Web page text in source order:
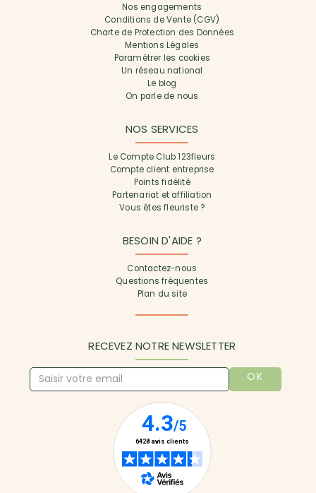
Nos engagements
Conditions de Vente (CGV)
Charte de Protection des Données
Mentions Légales
Paramétrer les cookies
Un réseau national
Le blog
On parle de nous
NOS SERVICES
Le Compte Club 123fleurs
Compte client entreprise
Points fidélité
Partenariat et affiliation
Vous êtes fleuriste ?
BESOIN D'AIDE ?
Contactez-nous
Questions fréquentes
Plan du site
RECEVEZ NOTRE NEWSLETTER
OK